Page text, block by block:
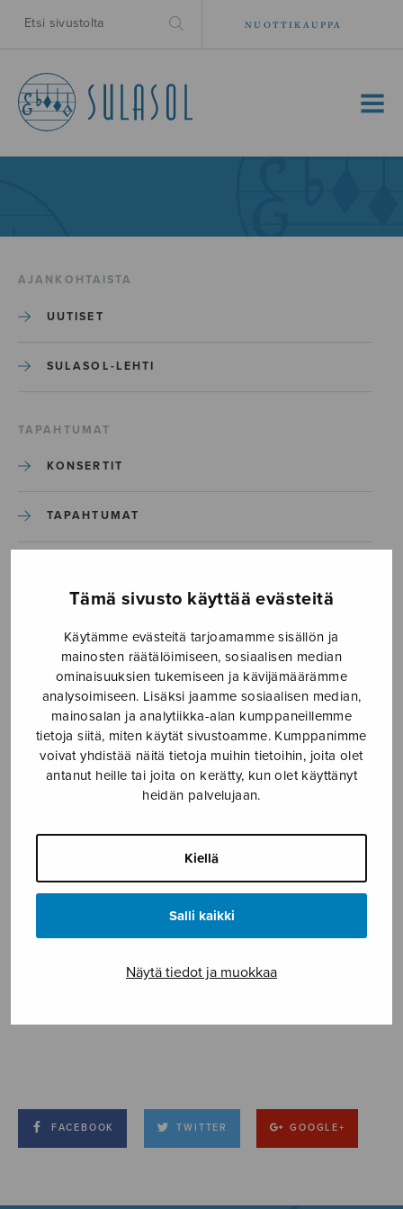
Tämä sivusto käyttää evästeitä
Käytämme evästeitä tarjoamamme sisällön ja
mainosten räätälöimiseen, sosiaalisen median
ominaisuuksien tukemiseen ja kävijämäärämme
analysoimiseen. Lisäksi jaamme sosiaalisen median,
mainosalan ja analytiikka-alan kumppaneillemme
tietoja siitä, miten käytät sivustoamme. Kumppanimme
voivat yhdistää näitä tietoja muihin tietoihin, joita olet
antanut heille tai joita on kerätty, kun olet käyttänyt
heidän palvelujaan.
Kiellä
Salli kaikki
Näytä tiedot ja muokkaa
NUOTTIKAUPPA
MENU
AJANKOHTAISTA
UUTISET
SULASOL-LEHTI
TAPAHTUMAT
KONSERTIT
TAPAHTUMAT
Oratio de hominis dignitate_S3098
Oratio de hominis
dignitate_S3098
FACEBOOK TWITTER GOOGLE+